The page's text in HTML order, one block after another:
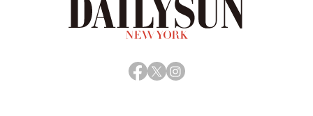
Facebook
X Instagram